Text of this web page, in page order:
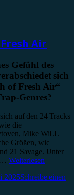
Air
Gefühl des
sich
of Fresh Air“
Genres?
auf den 24 Tracks
die
Mike WiLL
Größen, wie
21 Savage. Unter
… Weiterlesen
2025Schreibe einen